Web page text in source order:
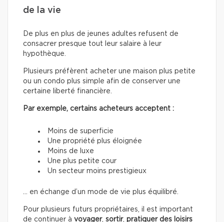
de la vie
De plus en plus de jeunes adultes refusent de
consacrer presque tout leur salaire à leur
hypothèque.
Plusieurs préfèrent acheter une maison plus petite
ou un condo plus simple afin de conserver une
certaine liberté financière.
Par exemple, certains acheteurs acceptent :
Moins de superficie
Une propriété plus éloignée
Moins de luxe
Une plus petite cour
Un secteur moins prestigieux
… en échange d’un mode de vie plus équilibré.
Pour plusieurs futurs propriétaires, il est important
de continuer à voyager, sortir, pratiquer des loisirs